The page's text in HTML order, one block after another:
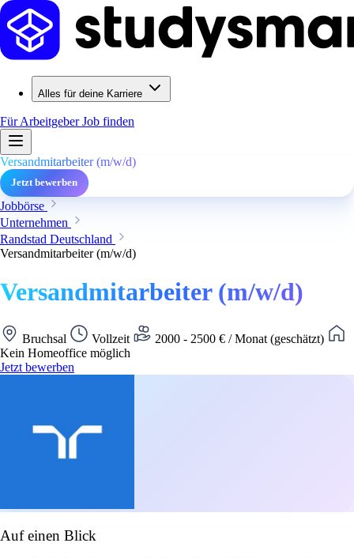
Alles für deine Karriere
Für ArbeitgeberJob finden
Versandmitarbeiter (m/w/d)
Jetzt bewerben
Jobbörse
Unternehmen
Randstad Deutschland
Versandmitarbeiter (m/w/d)
Versandmitarbeiter (m/w/d)
Bruchsal Vollzeit
2000 - 2500 € / Monat (geschätzt)
Kein Homeoffice möglich
Jetzt bewerben
Auf einen Blick